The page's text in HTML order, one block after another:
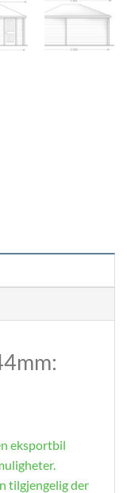
eksportbil
tilgjengelig der